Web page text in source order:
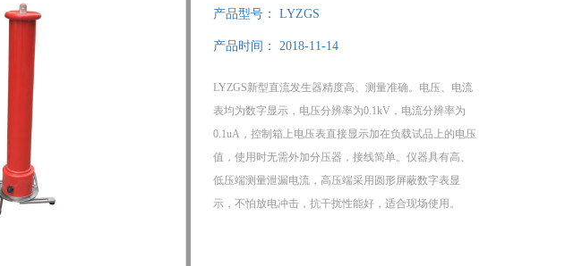
产品型号： LYZGS
产品时间： 2018-11-14
LYZGS新型直流发生器精度高、测量准确。电压、电流
表均为数字显示，电压分辨率为0.1kV，电流分辨率为
0.1uA，控制箱上电压表直接显示加在负载试品上的电压
值，使用时无需外加分压器，接线简单。仪器具有高、
低压端测量泄漏电流，高压端采用圆形屏蔽数字表显
示，不怕放电冲击，抗干扰性能好，适合现场使用。